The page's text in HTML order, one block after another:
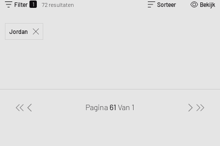
Filter 1 72 resultaten Sorteer Bekijk
Jordan
Pagina 61 Van 1